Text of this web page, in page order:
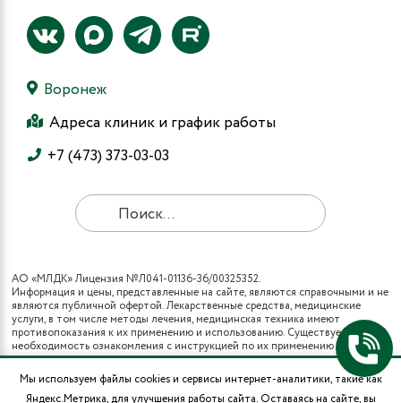
Воронеж
Адреса клиник и график работы
+7 (473) 373-03-03
АО «МЛДК» Лицензия №Л041-01136-36/00325352.
Информация и цены, представленные на сайте, являются справочными и не
являются публичной офертой. Лекарственные средства, медицинские
услуги, в том числе методы лечения, медицинская техника имеют
противопоказания к их применению и использованию. Существует
необходимость ознакомления с инструкцией по их применению и
получения консультации специалистов.
Все виды медицинских услуг вы также можете получить в рамках
программы государственных гарантий бесплатного оказания гражданам
медицинской помощи и территориальных программ государственных
Мы используем файлы cookies и сервисы интернет-аналитики, такие как
Яндекс.Метрика, для улучшения работы сайта. Оставаясь на сайте, вы